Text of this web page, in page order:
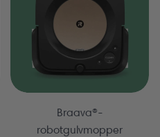
Braava®-
robotgulvmopper